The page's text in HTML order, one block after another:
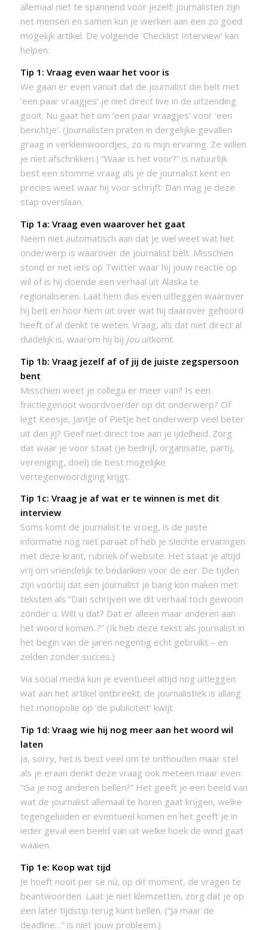
allemaal niet te spannend voor jezelf; journalisten zijn
net mensen en samen kun je werken aan een zo goed
mogelijk artikel. De volgende ‘Checklist Interview’ kan
helpen:
Tip 1: Vraag even waar het voor is
We gaan er even vanuit dat de journalist die belt met
‘een paar vraagjes’ je niet direct live in de uitzending
gooit. Nu gaat het om ‘een paar vraagjes’ voor ‘een
berichtje’. (Journalisten praten in dergelijke gevallen
graag in verkleinwoordjes, zo is mijn ervaring. Ze willen
je niet afschrikken.) “Waar is het voor?” is natuurlijk
best een stomme vraag als je de journalist kent en
precies weet waar hij voor schrijft. Dan mag je deze
stap overslaan.
Tip 1a: Vraag even waarover het gaat
Neem niet automatisch aan dat je wel weet wat het
onderwerp is waarover de journalist belt. Misschien
stond er net iets op Twitter waar hij jouw reactie op
wil of is hij doende een verhaal uit Alaska te
regionaliseren. Laat hem dus even uitleggen waarover
hij belt en hoor hem uit over wat hij daarover gehoord
heeft of al denkt te weten. Vraag, als dat niet direct al
duidelijk is, waarom hij bij jouuitkomt.
Tip 1b: Vraag jezelf af of jij de juiste zegspersoon
bent
Misschien weet je collega er meer van? Is een
fractiegenoot woordvoerder op dit onderwerp? Of
legt Keesje, Jantje of Pietje het onderwerp veel beter
uit dan jij? Geef niet direct toe aan je ijdelheid. Zorg
dat waar je voor staat (je bedrijf, organisatie, partij,
vereniging, doel) de best mogelijke
vertegenwoordiging krijgt.
Tip 1c: Vraag je af wat er te winnen is met dit
interview
Soms komt de journalist te vroeg, is de juiste
informatie nog niet paraat of heb je slechte ervaringen
met deze krant, rubriek of website. Het staat je altijd
vrij om vriendelijk te bedanken voor de eer. De tijden
zijn voorbij dat een journalist je bang kon maken met
teksten als “Dan schrijven we dit verhaal toch gewoon
zónder u. Wilt u dat? Dat er alleen maar anderen aan
het woord komen..?” (Ik heb deze tekst als journalist in
het begin van de jaren negentig echt gebruikt – en
zelden zonder succes.)
Via social media kun je eventueel altijd nog uitleggen
wat aan het artikel ontbreekt; de journalistiek is allang
het monopolie op ‘de publiciteit’ kwijt.
Tip 1d: Vraag wie hij nog meer aan het woord wil
laten
Ja, sorry, het is best veel om te onthouden maar stel
als je eraan denkt deze vraag ook meteen maar even:
“Ga je nog anderen bellen?” Het geeft je een beeld van
wat de journalist allemaal te horen gaat krijgen, welke
tegengeluiden er eventueel komen en het geeft je in
ieder geval een beeld van uit welke hoek de wind gaat
waaien.
Tip 1e: Koop wat tijd
Je hoeft nooit per se nú, op dit moment, de vragen te
beantwoorden. Laat je niet klemzetten, zorg dat je op
een later tijdstip terug kunt bellen. (“Ja maar de
deadline…” is niet jouw probleem.)